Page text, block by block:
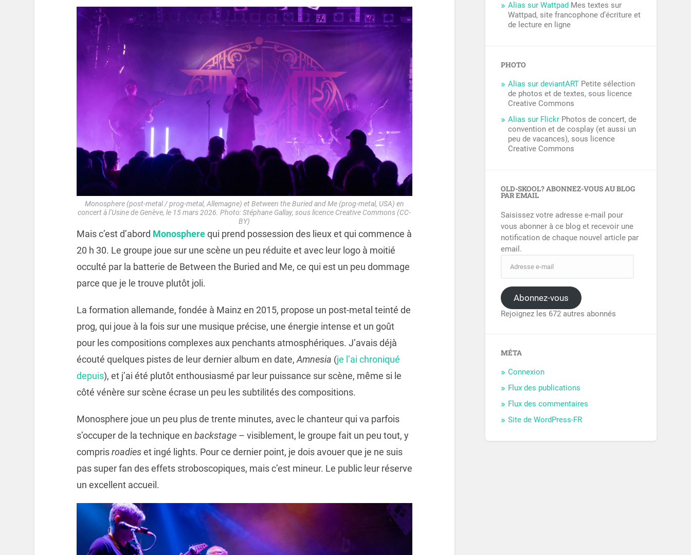
Monosphere (post-metal / prog-metal, Allemagne) et Between the Buried and Me (prog-metal, USA) en
concert à l’Usine de Genève, le 15 mars 2026. Photo: Stéphane Gallay, sous licence Creative Commons (CC-
BY)
Mais c’est d’abord Monospherequi prend possession des lieux et qui commence à
20 h 30. Le groupe joue sur une scène un peu réduite et avec leur logo à moitié
occulté par la batterie de Between the Buried and Me, ce qui est un peu dommage
parce que je le trouve plutôt joli.
La formation allemande, fondée à Mainz en 2015, propose un post-metal teinté de
prog, qui joue à la fois sur une musique précise, une énergie intense et un goût
pour les compositions complexes aux penchants atmosphériques. J’avais déjà
écouté quelques pistes de leur dernier album en date, Amnesia (je l’ai chroniqué
depuis), et j’ai été plutôt enthousiasmé par leur puissance sur scène, même si le
côté vénère sur scène écrase un peu les subtilités des compositions.
Monosphere joue un peu plus de trente minutes, avec le chanteur qui va parfois
s’occuper de la technique en backstage– visiblement, le groupe fait un peu tout, y
comprisroadieset ingé lights. Pour ce dernier point, je dois avouer que je ne suis
pas super fan des effets stroboscopiques, mais c’est mineur. Le public leur réserve
un excellent accueil.
Alias sur Wattpad Mes textes sur
Wattpad, site francophone d’écriture et
de lecture en ligne
PHOTO
Alias sur deviantART Petite sélection
de photos et de textes, sous licence
Creative Commons
Alias sur Flickr Photos de concert, de
convention et de cosplay (et aussi un
peu de vacances), sous licence
Creative Commons
OLD-SKOOL? ABONNEZ-VOUS AU BLOG
PAR EMAIL
Saisissez votre adresse e-mail pour
vous abonner à ce blog et recevoir une
notification de chaque nouvel article par
email.
Abonnez-vous
Rejoignez les 672 autres abonnés
MÉTA
Connexion
Flux des publications
Flux des commentaires
Site de WordPress-FR